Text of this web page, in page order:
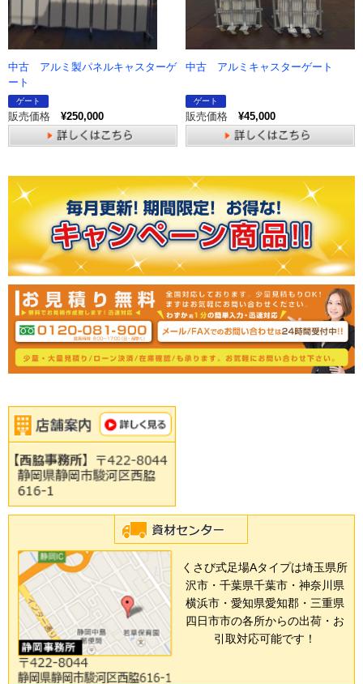
中古 アルミ製パネルキャスターゲ
ート
ゲート
販売価格 ¥250,000
中古 アルミキャスターゲート
ゲート
販売価格 ¥45,000
くさび式足場Aタイプは埼玉県所
沢市・千葉県千葉市・神奈川県
横浜市・愛知県愛知郡・三重県
四日市市の各所からの出荷・お
引取対応可能です！